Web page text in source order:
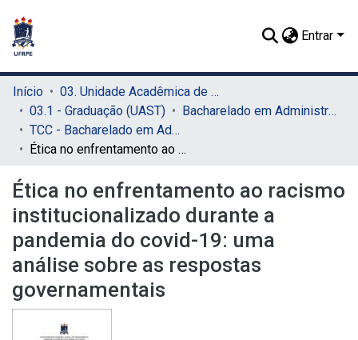
Entrar
Início
03. Unidade Acadêmica de Serra Talhada (UAST)
03.1 - Graduação (UAST)
Bacharelado em Administração (UAST)
TCC - Bacharelado em Administração (UAST)
Ética no enfrentamento ao racismo institucionalizado durante a pandemia do covid-19: uma análise sobre as respostas governamentais
Ética no enfrentamento ao racismo
institucionalizado durante a
pandemia do covid-19: uma
análise sobre as respostas
governamentais